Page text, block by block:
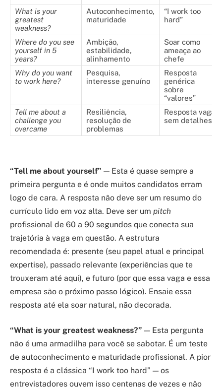
What is your
greatest
weakness?
Autoconhecimento,
maturidade
“I work too
hard”
Where do you see
yourself in 5
years?
Ambição,
estabilidade,
alinhamento
Soar como
ameaça ao
chefe
Why do you want
to work here?
Pesquisa,
interesse genuíno
Resposta
genérica
sobre
“valores”
Tell me about a
challenge you
overcame
Resiliência,
resolução de
problemas
Resposta vaga
sem detalhes
“Tell me about yourself” — Esta é quase sempre a
primeira pergunta e é onde muitos candidatos erram
logo de cara. A resposta não deve ser um resumo do
currículo lido em voz alta. Deve ser um pitch
profissional de 60 a 90 segundos que conecta sua
trajetória à vaga em questão. A estrutura
recomendada é: presente (seu papel atual e principal
expertise), passado relevante (experiências que te
trouxeram até aqui), e futuro (por que essa vaga e essa
empresa são o próximo passo lógico). Ensaie essa
resposta até ela soar natural, não decorada.
“What is your greatest weakness?” — Esta pergunta
não é uma armadilha para você se sabotar. É um teste
de autoconhecimento e maturidade profissional. A pior
resposta é a clássica “I work too hard” — os
entrevistadores ouvem isso centenas de vezes e não